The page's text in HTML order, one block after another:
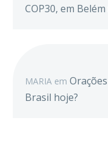
COP30, em Belém
MARIA em
Brasil hoje?